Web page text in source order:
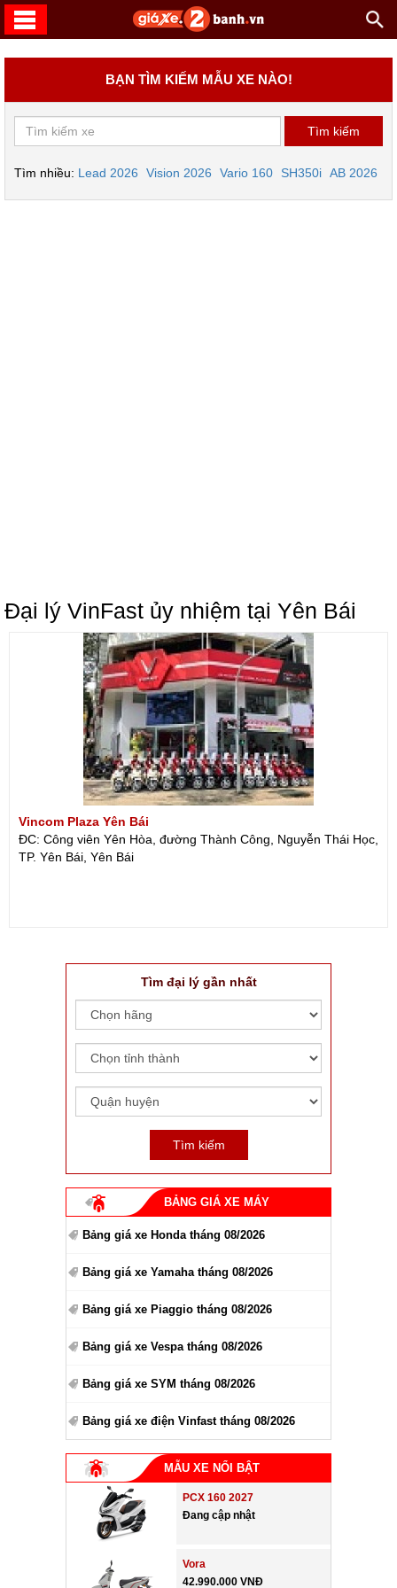
BẠN TÌM KIẾM MẪU XE NÀO!
Tìm nhiều: Lead 2026 Vision 2026 Vario 160 SH350i AB 2026
Đại lý VinFast ủy nhiệm tại Yên Bái
Vincom Plaza Yên Bái
ĐC: Công viên Yên Hòa, đường Thành Công, Nguyễn Thái Học,
TP. Yên Bái, Yên Bái
Tìm đại lý gần nhất
BẢNG GIÁ XE MÁY
Bảng giá xe Honda tháng 08/2026
Bảng giá xe Yamaha tháng 08/2026
Bảng giá xe Piaggio tháng 08/2026
Bảng giá xe Vespa tháng 08/2026
Bảng giá xe SYM tháng 08/2026
Bảng giá xe điện Vinfast tháng 08/2026
MẪU XE NỔI BẬT
PCX 160 2027
Đang cập nhật
Vora
42.990.000 VNĐ